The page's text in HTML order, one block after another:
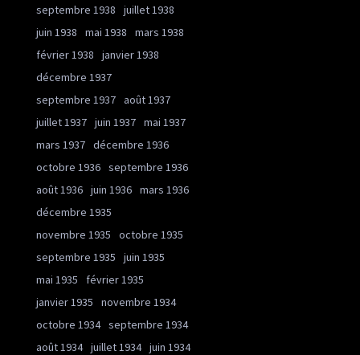
septembre 1938
juillet 1938
juin 1938
mai 1938
mars 1938
février 1938
janvier 1938
décembre 1937
septembre 1937 août 1937
juillet 1937 juin 1937 mai 1937
mars 1937 décembre 1936
octobre 1936 septembre 1936
août 1936 juin 1936 mars 1936
décembre 1935
novembre 1935
octobre 1935
septembre 1935
juin 1935
mai 1935
février 1935
janvier 1935
novembre 1934
octobre 1934 septembre 1934
août 1934 juillet 1934 juin 1934